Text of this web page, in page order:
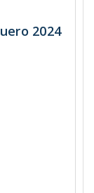
2024